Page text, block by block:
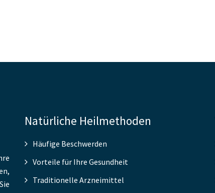
Natürliche Heilmethoden
Häufige Beschwerden
Vorteile für Ihre Gesundheit
Traditionelle Arzneimittel